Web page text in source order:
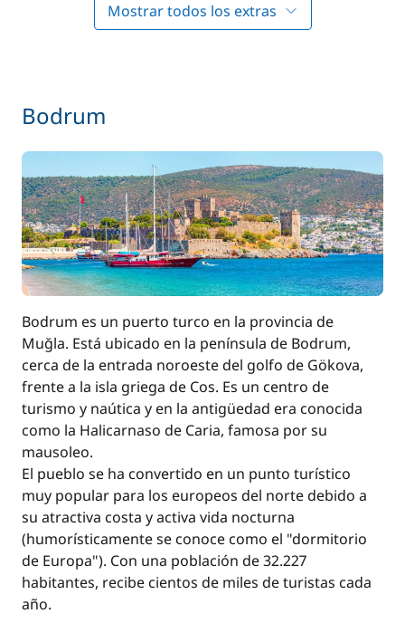
Embarcación auxiliar Incluido en el precio
—
IVA —
Kayak Incluido en el precio
—
Limpieza final Incluido en el precio
—
Motor fueraborda Incluido en el precio
—
Paddle Incluido en el precio
—
Patrón (comidas no incluidas)—
Sábanas + Toallas Incluido en el precio
—
Tasas portuarias Incluido en el precio
Mostrar todos los extras
Bodrum
Bodrum es un puerto turco en la provincia de
Muğla. Está ubicado en la península de Bodrum,
cerca de la entrada noroeste del golfo de Gökova,
frente a la isla griega de Cos. Es un centro de
turismo y naútica y en la antigüedad era conocida
como la Halicarnaso de Caria, famosa por su
mausoleo.
El pueblo se ha convertido en un punto turístico
muy popular para los europeos del norte debido a
su atractiva costa y activa vida nocturna
(humorísticamente se conoce como el "dormitorio
de Europa"). Con una población de 32.227
habitantes, recibe cientos de miles de turistas cada
año.